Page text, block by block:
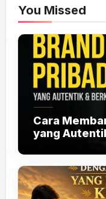
You Missed
Cara
yang